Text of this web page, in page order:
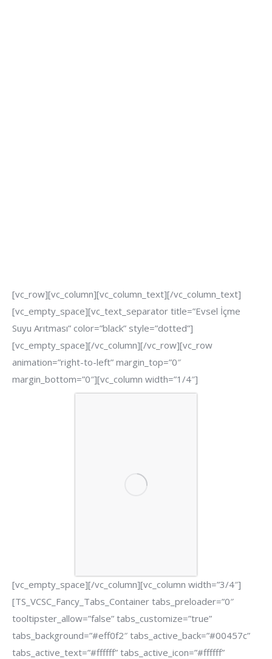
[vc_row][vc_column][vc_column_text][/vc_column_text]
[vc_empty_space][vc_text_separator title=”Evsel İçme
Suyu Arıtması” color=”black” style=”dotted”]
[vc_empty_space][/vc_column][/vc_row][vc_row
animation=”right-to-left” margin_top=”0″
margin_bottom=”0″][vc_column width=”1/4″]
[vc_empty_space][/vc_column][vc_column width=”3/4″]
[TS_VCSC_Fancy_Tabs_Container tabs_preloader=”0″
tooltipster_allow=”false” tabs_customize=”true”
tabs_background=”#eff0f2″ tabs_active_back=”#00457c”
tabs_active_text=”#ffffff” tabs_active_icon=”#ffffff”